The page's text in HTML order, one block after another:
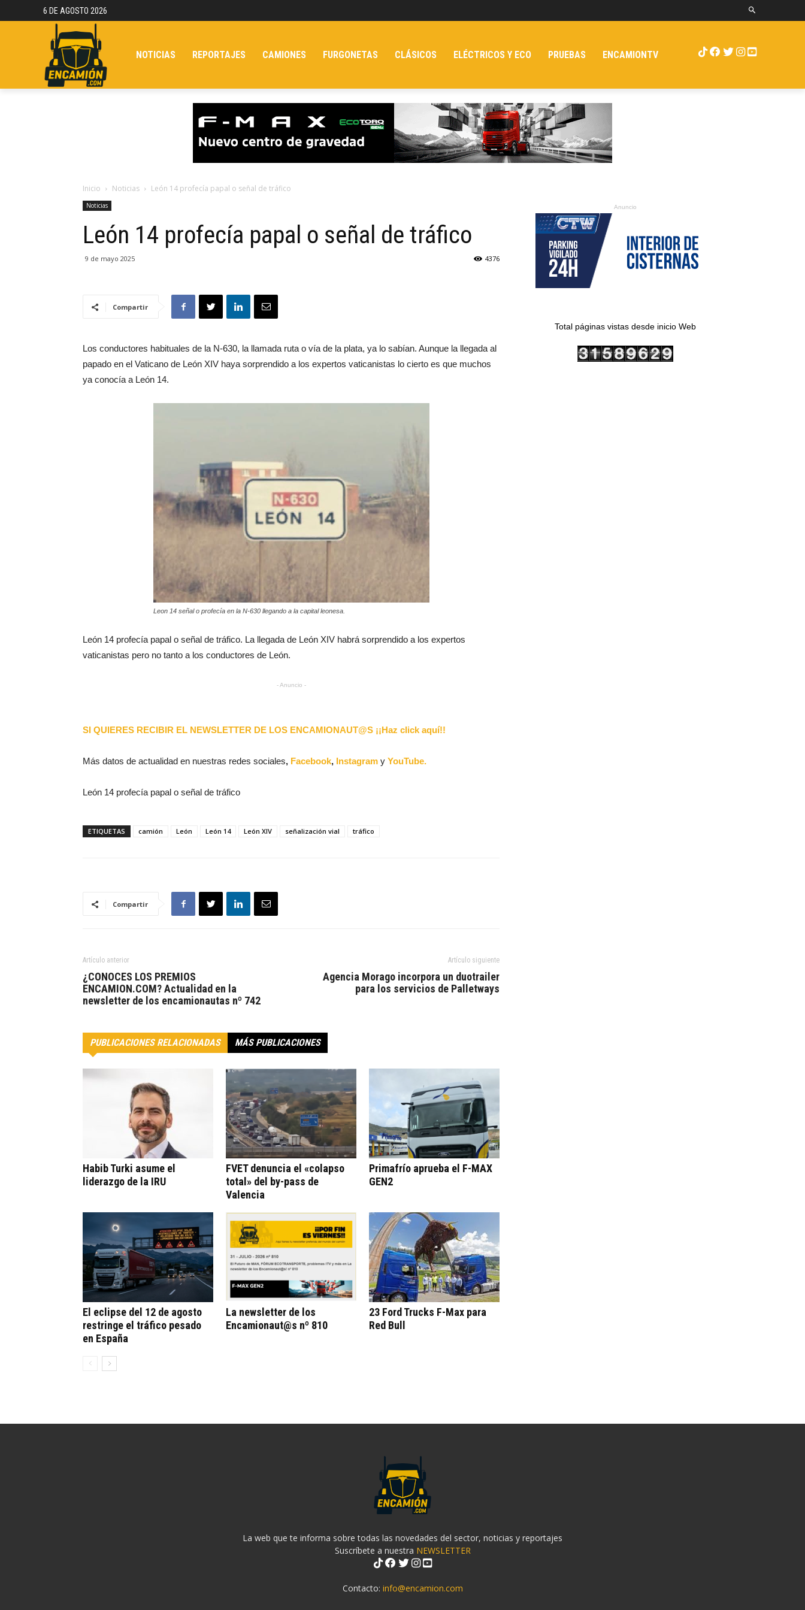
6 DE AGOSTO 2026
NOTICIAS REPORTAJES CAMIONES FURGONETAS CLÁSICOS ELÉCTRICOS Y ECO PRUEBAS ENCAMIONTV
Inicio Noticias León 14 profecía papal o señal de tráfico
Noticias
León 14 profecía papal o señal de tráfico
9 de mayo 2025 4376
Compartir
Los conductores habituales de la N-630, la llamada ruta o vía de la plata, ya lo sabían. Aunque la llegada al
papado en el Vaticano de León XIV haya sorprendido a los expertos vaticanistas lo cierto es que muchos
ya conocía a León 14.
Leon 14 señal o profecía en la N-630 llegando a la capital leonesa.
León 14 profecía papal o señal de tráfico. La llegada de León XIV habrá sorprendido a los expertos
vaticanistas pero no tanto a los conductores de León.
- Anuncio -
SI QUIERES RECIBIR EL NEWSLETTER DE LOS ENCAMIONAUT@S ¡¡Haz click aquí!!
Más datos de actualidad en nuestras redes sociales, Facebook, Instagram y YouTube.
León 14 profecía papal o señal de tráfico
ETIQUETAS camión León León 14 León XIV señalización vial tráfico
Compartir
Artículo anterior
¿CONOCES LOS PREMIOS
ENCAMION.COM? Actualidad en la
newsletter de los encamionautas nº 742
Artículo siguiente
Agencia Morago incorpora un duotrailer
para los servicios de Palletways
PUBLICACIONES RELACIONADAS MÁS PUBLICACIONES
Habib Turki asume el
liderazgo de la IRU
FVET denuncia el «colapso
total» del by-pass de
Valencia
Primafrío aprueba el F-MAX
GEN2
El eclipse del 12 de agosto
restringe el tráfico pesado
en España
La newsletter de los
Encamionaut@s nº 810
23 Ford Trucks F-Max para
Red Bull
Anuncio
Total páginas vistas desde inicio Web
La web que te informa sobre todas las novedades del sector, noticias y reportajes
Suscríbete a nuestra NEWSLETTER
Contacto: info@encamion.com